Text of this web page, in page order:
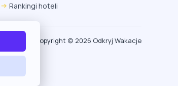
Rankingi hoteli
Copyright (c) 2026 Odkryj Wakacje